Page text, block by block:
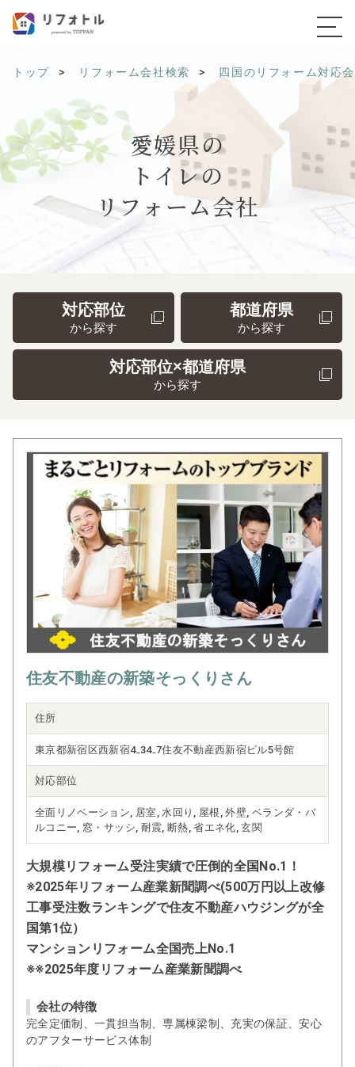
トップ リフォーム会社検索 四国のリフォーム対応
愛媛県の
トイレの
リフォーム会社
対応部位
から探す
都道府県
から探す
対応部位×都道府県
から探す
住友不動産の新築そっくりさん
住所
東京都新宿区西新宿4₋34₋7住友不動産西新宿ビル5号館
対応部位
全面リノベーション, 居室, 水回り, 屋根, 外壁, ベランダ・バ
ルコニー, 窓・サッシ, 耐震, 断熱, 省エネ化, 玄関
大規模リフォーム受注実績で圧倒的全国No.1！
※2025年リフォーム産業新聞調べ(500万円以上改修
工事受注数ランキングで住友不動産ハウジングが全
国第1位）
マンションリフォーム全国売上No.1
※※2025年度リフォーム産業新聞調べ
会社の特徴
完全定価制、一貫担当制、専属棟梁制、充実の保証、安心
のアフターサービス体制